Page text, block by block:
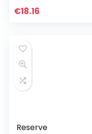
€18.16
Reserve